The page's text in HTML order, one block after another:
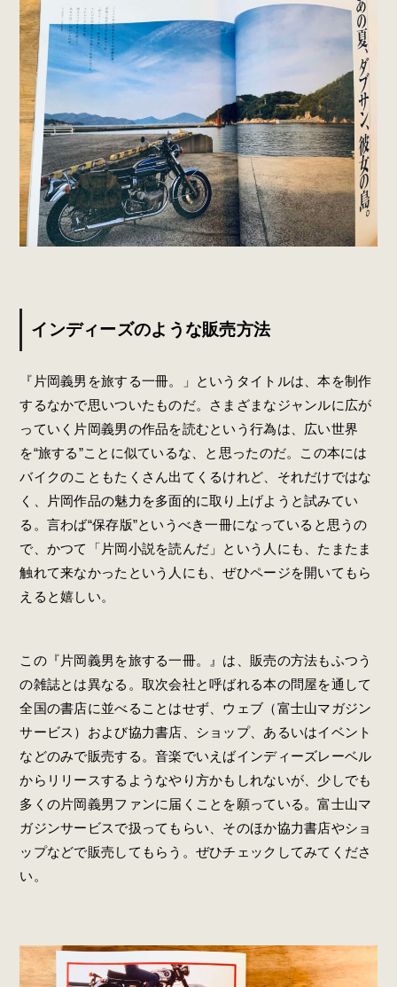
インディーズのような販売方法
『片岡義男を旅する一冊。」というタイトルは、本を制作
するなかで思いついたものだ。さまざまなジャンルに広が
っていく片岡義男の作品を読むという行為は、広い世界
を“旅する”ことに似ているな、と思ったのだ。この本には
バイクのこともたくさん出てくるけれど、それだけではな
く、片岡作品の魅力を多面的に取り上げようと試みてい
る。言わば“保存版”というべき一冊になっていると思うの
で、かつて「片岡小説を読んだ」という人にも、たまたま
触れて来なかったという人にも、ぜひページを開いてもら
えると嬉しい。
この『片岡義男を旅する一冊。』は、販売の方法もふつう
の雑誌とは異なる。取次会社と呼ばれる本の問屋を通して
全国の書店に並べることはせず、ウェブ（富士山マガジン
サービス）および協力書店、ショップ、あるいはイベント
などのみで販売する。音楽でいえばインディーズレーベル
からリリースするようなやり方かもしれないが、少しでも
多くの片岡義男ファンに届くことを願っている。富士山マ
ガジンサービスで扱ってもらい、そのほか協力書店やショ
ップなどで販売してもらう。ぜひチェックしてみてくださ
い。